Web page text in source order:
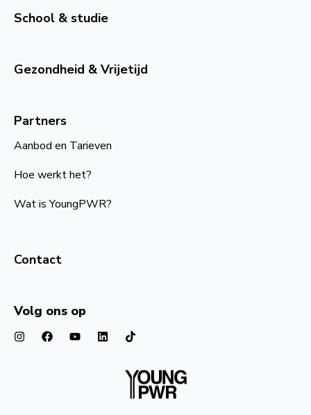
School & studie
Gezondheid & Vrijetijd
Partners
Aanbod en Tarieven
Hoe werkt het?
Wat is YoungPWR?
Contact
Volg ons op